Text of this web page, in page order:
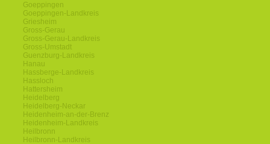
Goeppingen
Goeppingen-Landkreis
Griesheim
Gross-Gerau
Gross-Gerau-Landkreis
Gross-Umstadt
Guenzburg-Landkreis
Hanau
Hassberge-Landkreis
Hassloch
Hattersheim
Heidelberg
Heidelberg-Neckar
Heidenheim-an-der-Brenz
Heidenheim-Landkreis
Heilbronn
Heilbronn-Landkreis